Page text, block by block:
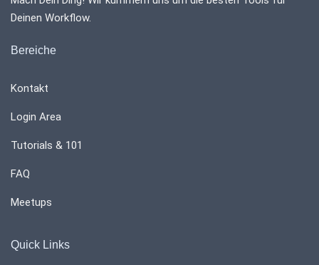
Deinen Workflow.
Bereiche
Kontakt
Login Area
Tutorials & 101
FAQ
Meetups
Quick Links